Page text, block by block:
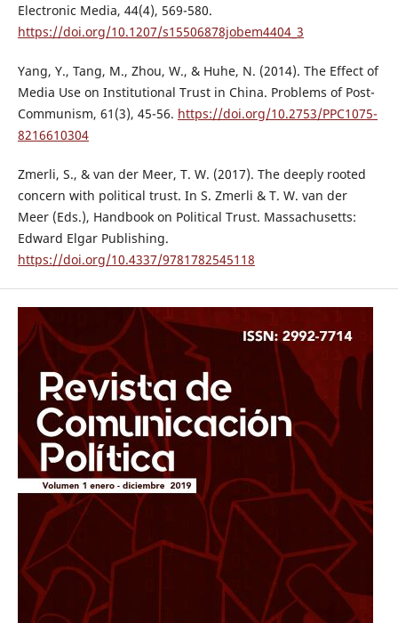
Electronic Media, 44(4), 569-580.
https://doi.org/10.1207/s15506878jobem4404_3
Yang, Y., Tang, M., Zhou, W., & Huhe, N. (2014). The Effect of
Media Use on Institutional Trust in China. Problems of Post-
Communism, 61(3), 45-56. https://doi.org/10.2753/PPC1075-
8216610304
Zmerli, S., & van der Meer, T. W. (2017). The deeply rooted
concern with political trust. In S. Zmerli & T. W. van der
Meer (Eds.), Handbook on Political Trust. Massachusetts:
Edward Elgar Publishing.
https://doi.org/10.4337/9781782545118